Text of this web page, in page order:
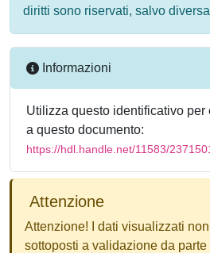
diritti sono riservati, salvo
Informazioni
Utilizza questo identificativo per
a questo documento:
https://hdl.handle.net/11583/
Attenzione
Attenzione! I dati visualizzati
sottoposti a validazione da